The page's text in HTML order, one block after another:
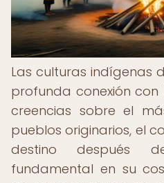
Las culturas indígenas
profunda conexión
creencias sobre el
pueblos originarios, el
destino después
fundamental en su